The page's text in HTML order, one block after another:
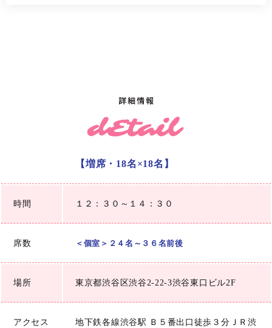
【増席・18名×18名】
時間 １２：３０～１４：３０
席数 ＜個室＞２４名～３６名前後
場所 東京都渋谷区渋谷2-22-3渋谷東口ビル2F
アクセス
地下鉄各線渋谷駅 Ｂ５番出口徒歩３分ＪＲ渋